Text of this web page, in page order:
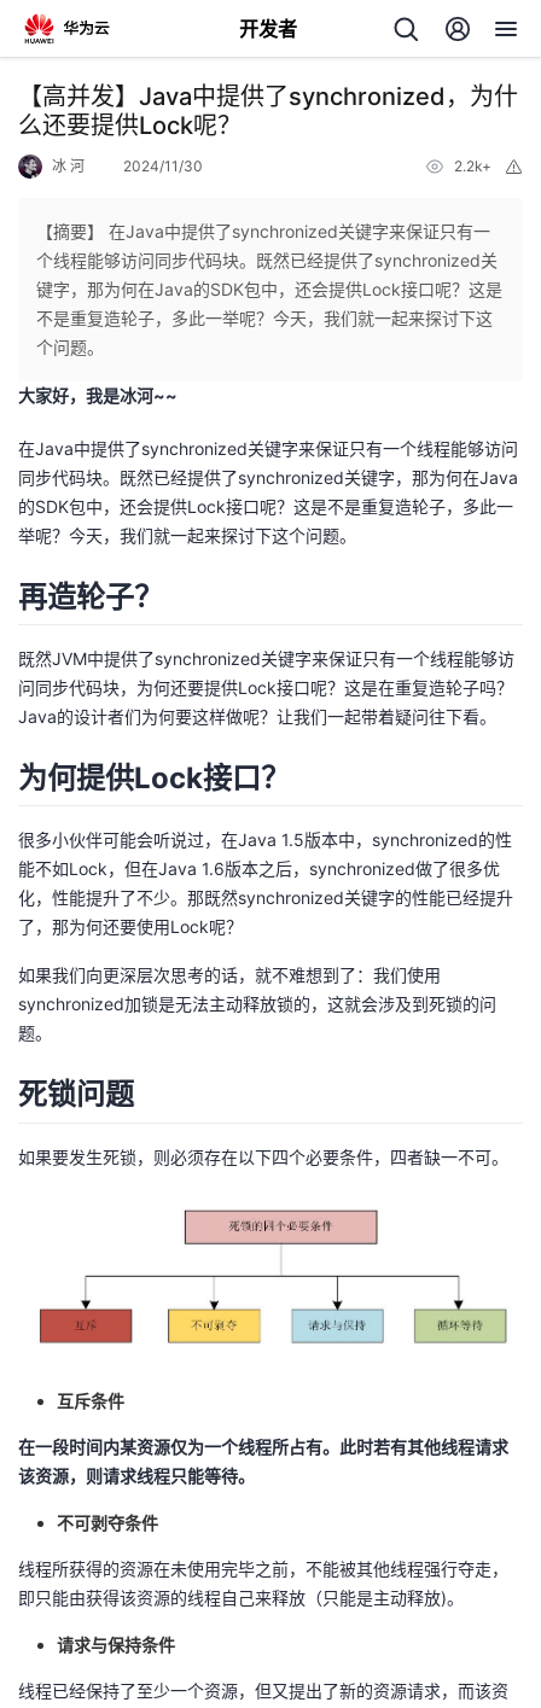
开发者
返
回
个
人
主
页
我
的
开
发
者
的
博
我
的
坛
我
圈
子
的
直
播
我
的
活
我
的
注
我
开
发
堂
我
的
课
程
我
的
认
证
我
的
实
验
我
的
收
我
的
Programs
我
的
我
的
技
术
支
持
我
的
云
声
建
议
【高并发】Java中提供了synchronized，为什
么还要提供Lock呢？
冰 河 2024/11/30 2.2k+
【摘要】 在Java中提供了synchronized关键字来保证只有一
个线程能够访问同步代码块。既然已经提供了synchronized关
键字，那为何在Java的SDK包中，还会提供Lock接口呢？这是
不是重复造轮子，多此一举呢？今天，我们就一起来探讨下这
个问题。
大家好，我是冰河~~
在Java中提供了synchronized关键字来保证只有一个线程能够访问
同步代码块。既然已经提供了synchronized关键字，那为何在Java
的SDK包中，还会提供Lock接口呢？这是不是重复造轮子，多此一
举呢？今天，我们就一起来探讨下这个问题。
再造轮子？
既然JVM中提供了synchronized关键字来保证只有一个线程能够访
问同步代码块，为何还要提供Lock接口呢？这是在重复造轮子吗？
Java的设计者们为何要这样做呢？让我们一起带着疑问往下看。
为何提供Lock接口？
很多小伙伴可能会听说过，在Java 1.5版本中，synchronized的性
能不如Lock，但在Java 1.6版本之后，synchronized做了很多优
化，性能提升了不少。那既然synchronized关键字的性能已经提升
了，那为何还要使用Lock呢？
如果我们向更深层次思考的话，就不难想到了：我们使用
synchronized加锁是无法主动释放锁的，这就会涉及到死锁的问
题。
死锁问题
如果要发生死锁，则必须存在以下四个必要条件，四者缺一不可。
互斥条件
在一段时间内某资源仅为一个线程所占有。此时若有其他线程请求
该资源，则请求线程只能等待。
不可剥夺条件
线程所获得的资源在未使用完毕之前，不能被其他线程强行夺走，
即只能由获得该资源的线程自己来释放（只能是主动释放)。
请求与保持条件
线程已经保持了至少一个资源，但又提出了新的资源请求，而该资